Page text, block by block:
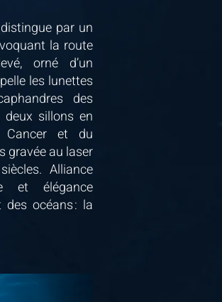
par un
la route
orné d’un
les lunettes
des
deux sillons en
Cancer et du
gravée au laser
Alliance
et élégance
des océans : la